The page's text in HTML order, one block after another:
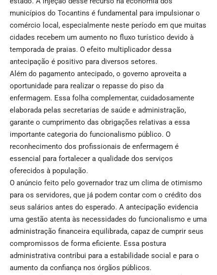
municípios do Tocantins é fundamental para impulsionar o
comércio local, especialmente neste período em que muitas
cidades recebem um aumento no fluxo turístico devido à
temporada de praias. O efeito multiplicador dessa
antecipação é positivo para diversos setores.
Além do pagamento antecipado, o governo aproveita a
oportunidade para realizar o repasse do piso da
enfermagem. Essa folha complementar, cuidadosamente
elaborada pelas secretarias de saúde e administração,
garante o cumprimento das obrigações relativas a essa
importante categoria do funcionalismo público. O
reconhecimento dos profissionais de enfermagem é
essencial para fortalecer a qualidade dos serviços
oferecidos à população.
O anúncio feito pelo governador traz um clima de otimismo
para os servidores, que já podem contar com o crédito dos
seus salários antes do esperado. A antecipação evidencia
uma gestão atenta às necessidades do funcionalismo e uma
administração financeira equilibrada, capaz de cumprir seus
compromissos de forma eficiente. Essa postura
administrativa contribui para a estabilidade social e para o
aumento da confiança nos órgãos públicos.